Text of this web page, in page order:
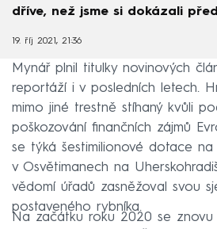
dříve, než jsme si dokázali
19. říj 2021, 21:36
Mynář plnil titulky novinových
reportáží i v posledních letech.
mimo jiné trestně stíhaný kvůli
poškozování finančních zájmů
se týká šestimilionové dotace
v Osvětimanech na
vědomí úřadů zasněžoval svou
postaveného rybníka.
Na začátku roku 2020 se znovu